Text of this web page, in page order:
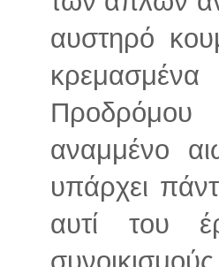
αυστηρό
Προδρόμου
αναμμένο
υπάρχει
αυτί του